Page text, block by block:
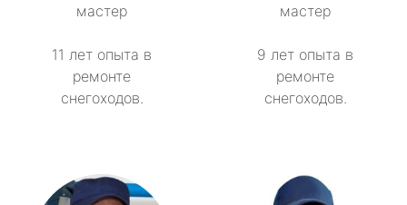
мастер
11 лет опыта в
ремонте
снегоходов.
мастер
9 лет опыта в
ремонте
снегоходов.